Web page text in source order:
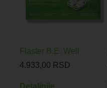
Flaster B.E. Well
4.933,00 RSD
Detaljnije